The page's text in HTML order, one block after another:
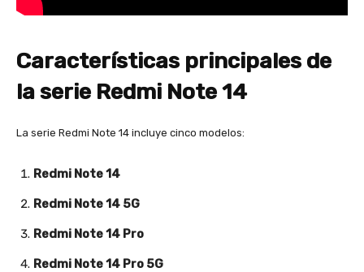
Características principales de
la serie Redmi Note 14
La serie Redmi Note 14 incluye cinco modelos:
Redmi Note 14
Redmi Note 14 5G
Redmi Note 14 Pro
Redmi Note 14 Pro 5G